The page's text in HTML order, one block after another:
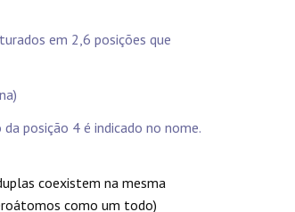
em 2,6 posições que
posição 4 é indicado no nome.
coexistem na mesma
como um todo)